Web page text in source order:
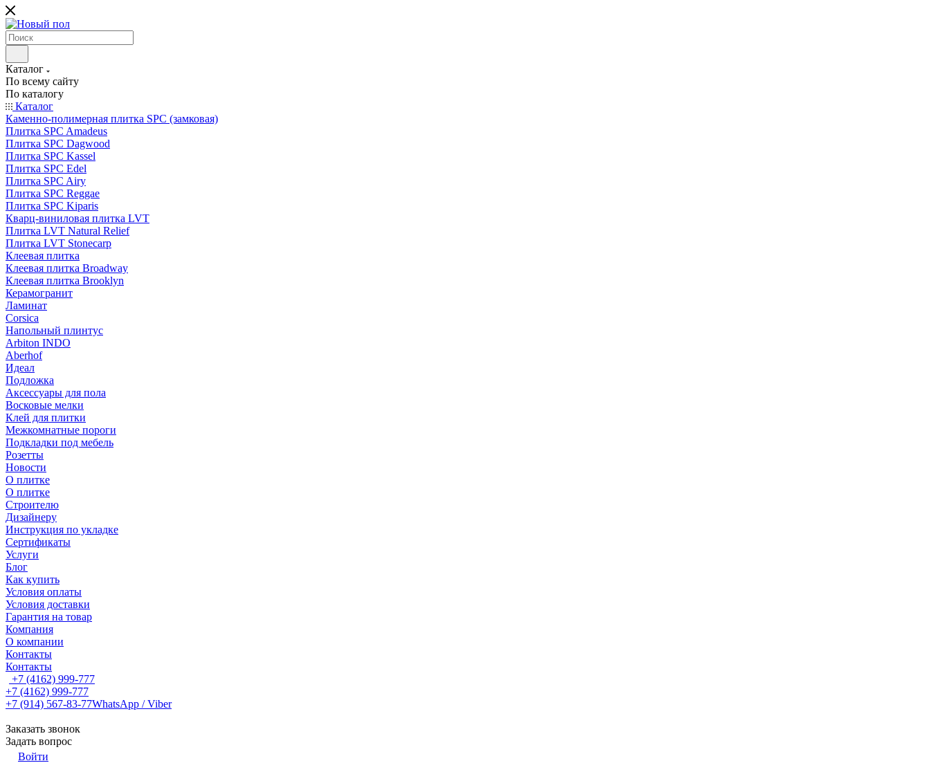
Каталог
По всему сайту
По каталогу
Каталог
Каменно-полимерная плитка SPC (замковая)
Плитка SPC Amadeus
Плитка SPC Dagwood
Плитка SPC Kassel
Плитка SPC Edel
Плитка SPC Airy
Плитка SPC Reggae
Плитка SPC Kiparis
Кварц-виниловая плитка LVT
Плитка LVT Natural Relief
Плитка LVT Stonecarp
Клеевая плитка
Клеевая плитка Broadway
Клеевая плитка Brooklyn
Керамогранит
Ламинат
Corsica
Напольный плинтус
Arbiton INDO
Aberhof
Идеал
Подложка
Аксессуары для пола
Восковые мелки
Клей для плитки
Межкомнатные пороги
Подкладки под мебель
Розетты
Новости
О плитке
О плитке
Строителю
Дизайнеру
Инструкция по укладке
Сертификаты
Услуги
Блог
Как купить
Условия оплаты
Условия доставки
Гарантия на товар
Компания
О компании
Контакты
Контакты
+7 (4162) 999-777
+7 (4162) 999-777
+7 (914) 567-83-77WhatsApp / Viber
Заказать звонок
Задать вопрос
Войти